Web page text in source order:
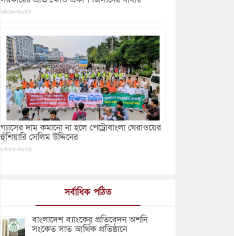
০৪/০৮/২০২৬
গ্যাসের দাম কমানো না হলে পেট্রোবাংলা ঘেরাওয়ের
হুঁশিয়ারি সেলিম উদ্দিনের
০৩/০৮/২০২৬
সর্বাধিক পঠিত
বাংলাদেশ ব্যাংকের প্রতিবেদন অশনি
সংকেত সাত আর্থিক প্রতিষ্ঠানে